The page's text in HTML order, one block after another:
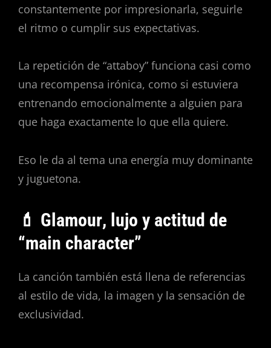
constantemente por impresionarla, seguirle
el ritmo o cumplir sus expectativas.
La repetición de “attaboy” funciona casi como
una recompensa irónica, como si estuviera
entrenando emocionalmente a alguien para
que haga exactamente lo que ella quiere.
Eso le da al tema una energía muy dominante
y juguetona.
💄 Glamour, lujo y actitud de
“main character”
La canción también está llena de referencias
al estilo de vida, la imagen y la sensación de
exclusividad.